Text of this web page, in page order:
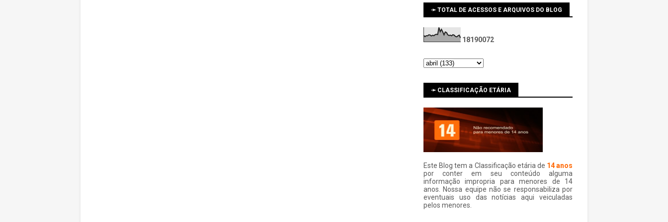
➛ TOTAL DE ACESSOS E ARQUIVOS DO BLOG
1 81 90072
➛ CLASSIFICAÇÃO ETÁRIA
Este Blog tem a Classificação etária de 14 anos
por conter em seu conteúdo alguma
informação impropria para menores de 14
anos. Nossa equipe não se responsabiliza por
eventuais uso das notí­cias aqui veiculadas
pelos menores.